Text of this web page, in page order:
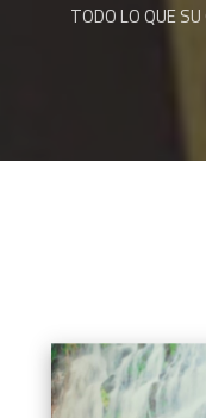
TODO LO QUE